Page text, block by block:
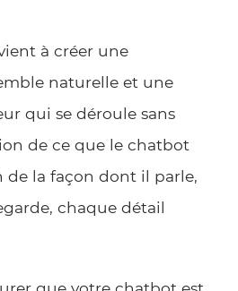
à créer une
naturelle et une
qui se déroule sans
de ce que le chatbot
de la façon dont il parle,
chaque détail